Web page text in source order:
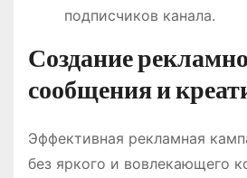
подписчиков канала.
Создание
сообщения и
Эффективная рекламная
без яркого и вовлекающего